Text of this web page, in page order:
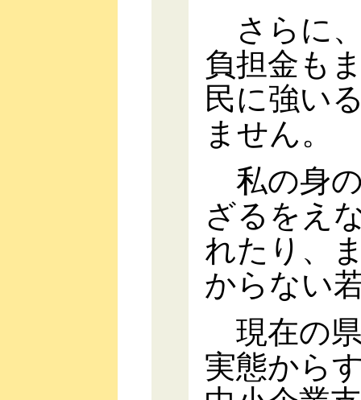
さらに
負担金も
民に強い
ません。
私の身
ざるをえ
れたり、
からない
現在の
実態から